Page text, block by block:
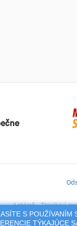
S
TÝKAJÚCE
iLekáreň – Zásielkový
Na tento